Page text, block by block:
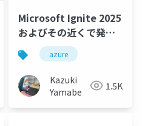
Microsoft Ignite 2025
およびその近くで発表
されたAzure
Kubernetes Service
関連のアップデートを
振り返る
azure
Kazuki
Yamabe
1.5K